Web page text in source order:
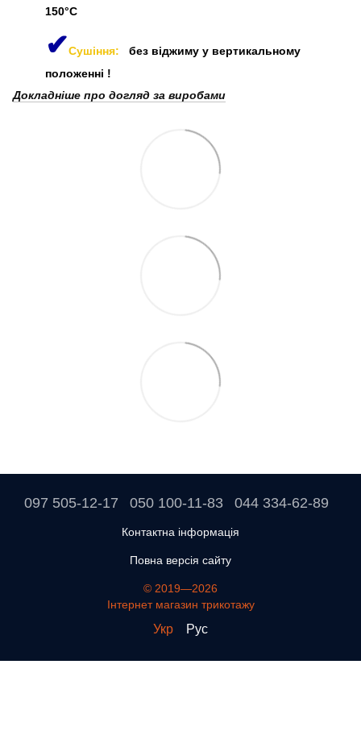
150°C
✔Сушіння:
без віджиму у вертикальному
положенні !
Докладніше про догляд за виробами
097 505-12-17 050 100-11-83 044 334-62-89
Контактна інформація
Повна версія сайту
© 2019—2026
Інтернет магазин трикотажу
Укр Рус